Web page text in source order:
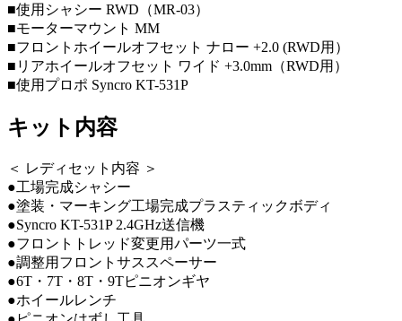
■使用シャシー RWD（MR-03）
■モーターマウント MM
■フロントホイールオフセット ナロー +2.0 (RWD用）
■リアホイールオフセット ワイド +3.0mm（RWD用）
■使用プロポ Syncro KT-531P
キット内容
＜ レディセット内容 ＞
●工場完成シャシー
●塗装・マーキング工場完成プラスティックボディ
●Syncro KT-531P 2.4GHz送信機
●フロントトレッド変更用パーツ一式
●調整用フロントサススペーサー
●6T・7T・8T・9Tピニオンギヤ
●ホイールレンチ